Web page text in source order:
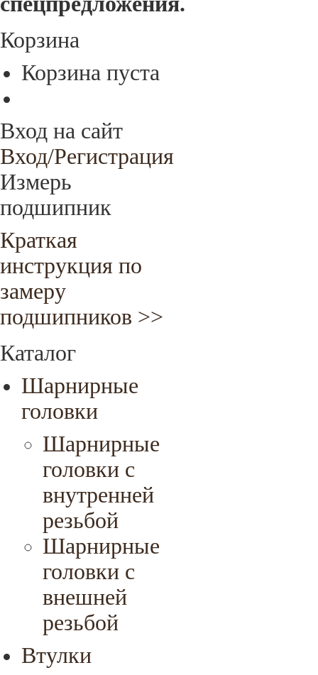
Корзина
Корзина пуста
Вход на сайт
Вход/Регистрация
Измерь
подшипник
Краткая
инструкция по
замеру
подшипников >>
Каталог
Шарнирные
головки
Шарнирные
головки с
внутренней
резьбой
Шарнирные
головки с
внешней
резьбой
Втулки